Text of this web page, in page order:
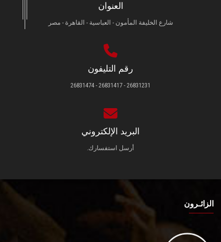
العنوان
شارع الخليفة المأمون - العباسية - القاهرة - مصر
رقم التليفون
26831231 - 26831417 - 26831474
البريد الإلكتروني
أرسل استفسارك.
الزائـرون